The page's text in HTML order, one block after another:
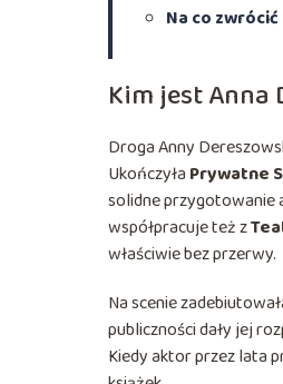
Na co
Kim jest
Droga Anny
Ukończyła Prywatne
solidne przygotowanie
współpracuje też z
właściwie bez przerwy.
Na scenie
publiczności dały jej
Kiedy aktor przez lata